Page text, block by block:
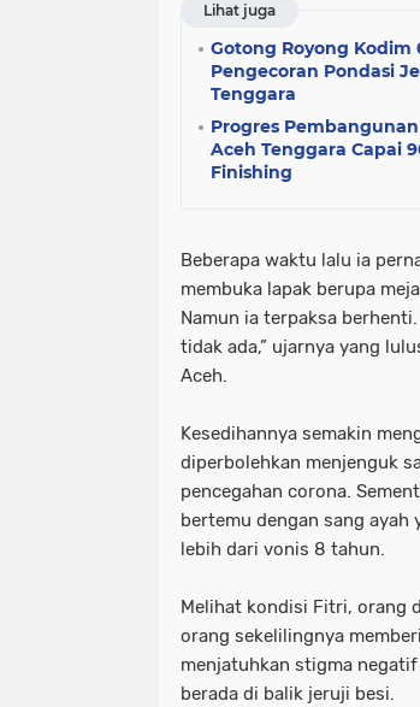
Lihat juga
Gotong Royong Kodim
Pengecoran Pondasi
Tenggara
Progres
Aceh Tenggara Capai
Finishing
Beberapa waktu lalu ia
membuka lapak berupa
Namun ia terpaksa
tidak ada,” ujarnya yang
Aceh.
Kesedihannya semakin
diperbolehkan menjenguk
pencegahan corona.
bertemu dengan sang ayah
lebih dari vonis 8 tahun.
Melihat kondisi Fitri, orang
orang sekelilingnya
menjatuhkan stigma
berada di balik jeruji besi.